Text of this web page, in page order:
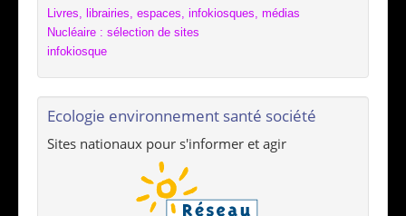
Livres, librairies, espaces, infokiosques, médias
Nucléaire : sélection de sites
infokiosque
Ecologie environnement santé société
Sites nationaux pour s'informer et agir